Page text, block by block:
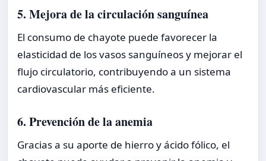
5. Mejora de la circulación sanguínea
El consumo de chayote puede favorecer la
elasticidad de los vasos sanguíneos y mejorar el
flujo circulatorio, contribuyendo a un sistema
cardiovascular más eficiente.
6. Prevención de la anemia
Gracias a su aporte de hierro y ácido fólico, el